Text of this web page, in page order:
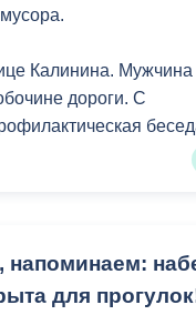
Калинина.
дороги. С
лиц и до 50
для